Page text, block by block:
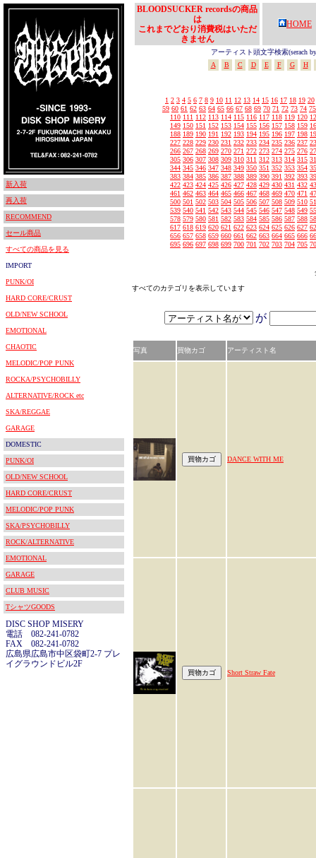
新入荷
再入荷
RECOMMEND
セール商品
すべての商品を見る
IMPORT
PUNK/OI
HARD CORE/CRUST
OLD/NEW SCHOOL
EMOTIONAL
CHAOTIC
MELODIC/POP PUNK
ROCKA/PSYCHOBILLY
ALTERNATIVE/ROCK etc
SKA/REGGAE
GARAGE
DOMESTIC
PUNK/OI
OLD/NEW SCHOOL
HARD CORE/CRUST
MELODIC/POP PUNK
SKA/PSYCHOBILLY
ROCK/ALTERNATIVE
EMOTIONAL
GARAGE
CLUB MUSIC
TシャツGOODS
DISC SHOP MISERY
電話 082-241-0782
FAX 082-241-0782
広島県広島市中区袋町2-7 プレ
イグラウンドビル2F
BLOODSUCKER recordsの商品
は
これまでどおり消費税はいただ
きません
HOME
アーティスト頭文字検索(serach
A
B C D E F G H
1 2 3 4 5 6 7 8 9 10 11 12 13 14 15 16 17 18 19 20
59 60 61 62 63 64 65 66 67 68 69 70 71 72 73 74 75
110 111 112 113 114 115 116 117 118 119 120
149 150 151 152 153 154 155 156 157 158 159
188 189 190 191 192 193 194 195 196 197 198
227 228 229 230 231 232 233 234 235 236 237
266 267 268 269 270 271 272 273 274 275 276
305 306 307 308 309 310 311 312 313 314 315
344 345 346 347 348 349 350 351 352 353 354
383 384 385 386 387 388 389 390 391 392 393
422 423 424 425 426 427 428 429 430 431 432
461 462 463 464 465 466 467 468 469 470 471
500 501 502 503 504 505 506 507 508 509 510
539 540 541 542 543 544 545 546 547 548 549
578 579 580 581 582 583 584 585 586 587 588
617 618 619 620 621 622 623 624 625 626 627
656 657 658 659 660 661 662 663 664 665 666
695 696 697 698 699 700 701 702 703 704 705
すべてのカテゴリを表示しています
が
写真 買物カゴ アーティスト名
DANCE WITH ME
Short Straw Fate